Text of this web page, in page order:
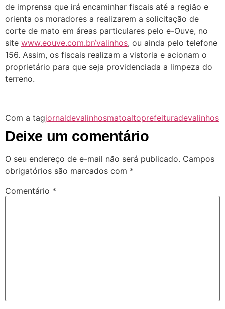
de imprensa que irá encaminhar fiscais até a região e
orienta os moradores a realizarem a solicitação de
corte de mato em áreas particulares pelo e-Ouve, no
site www.eouve.com.br/valinhos, ou ainda pelo telefone
156. Assim, os fiscais realizam a vistoria e acionam o
proprietário para que seja providenciada a limpeza do
terreno.
Com a tagjornaldevalinhosmatoaltoprefeituradevalinhos
Deixe um comentário
O seu endereço de e-mail não será publicado. Campos
obrigatórios são marcados com *
Comentário *